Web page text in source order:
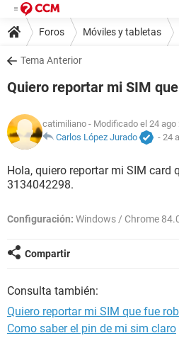
Foros Móviles y tabletas
Tema Anterior
Quiero reportar mi SIM
catimiliano - Modificado el 24 ago
Carlos López Jurado
- 24
Hola, quiero reportar mi SIM card
3134042298.
Configuración: Windows / Chrome
Compartir
Consulta también:
Quiero reportar mi SIM que fue
Como saber el pin de mi sim claro